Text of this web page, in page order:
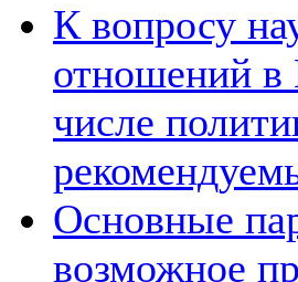
К вопросу
отношений в
числе
Основные
возможное